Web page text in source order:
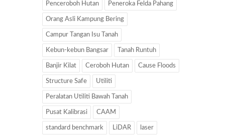
Penceroboh Hutan Peneroka Felda Pahang
Orang Asli Kampung Bering
Campur Tangan Isu Tanah
Kebun-kebun Bangsar Tanah Runtuh
Banjir Kilat Ceroboh Hutan Cause Floods
Structure Safe Utiliti
Peralatan Utiliti Bawah Tanah
Pusat Kalibrasi CAAM
standard benchmark LiDAR laser